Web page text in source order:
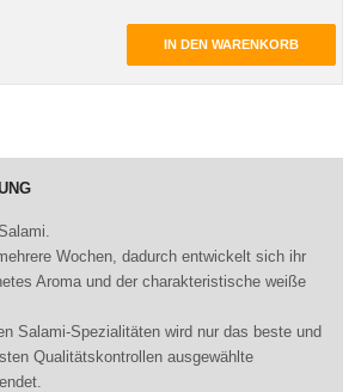
IN DEN WARENKORB
Wochen, dadurch entwickelt sich ihr
Aroma und der charakteristische weiße
Salami-Spezialitäten wird nur das beste und
Qualitätskontrollen ausgewählte